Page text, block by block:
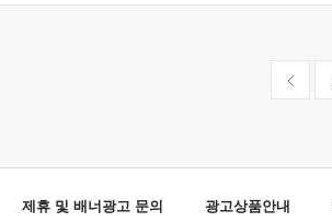
제휴 및 배너광고 문의 광고상품안내